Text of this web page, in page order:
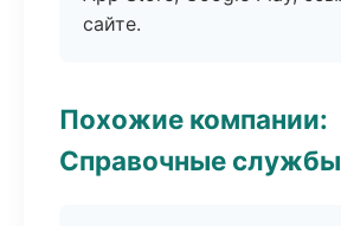
сайте.
Похожие компании:
Справочные службы